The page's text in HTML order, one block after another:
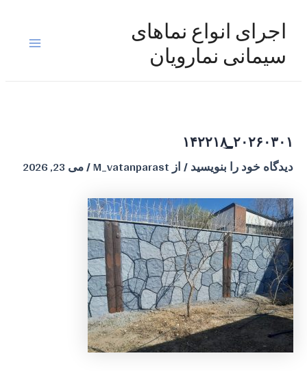
اجرای انواع نماهای
سیمانی نمارویان
Main
۲۰۲۶۰۳۰۱_۱۴۲۲۱۸
دیدگاه‌ خود را بنویسید/ ازM_vatanparast
/می 23, 2026